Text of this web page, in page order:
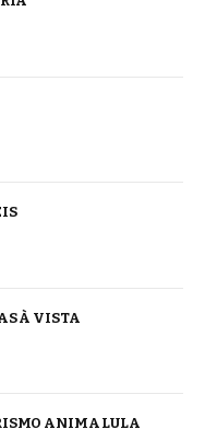
À VISTA
ANIMA LULA